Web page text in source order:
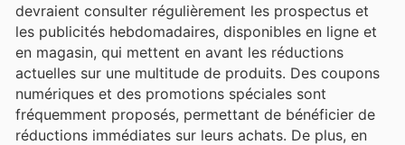
devraient consulter régulièrement les prospectus et
les publicités hebdomadaires, disponibles en ligne et
en magasin, qui mettent en avant les réductions
actuelles sur une multitude de produits. Des coupons
numériques et des promotions spéciales sont
fréquemment proposés, permettant de bénéficier de
réductions immédiates sur leurs achats. De plus, en